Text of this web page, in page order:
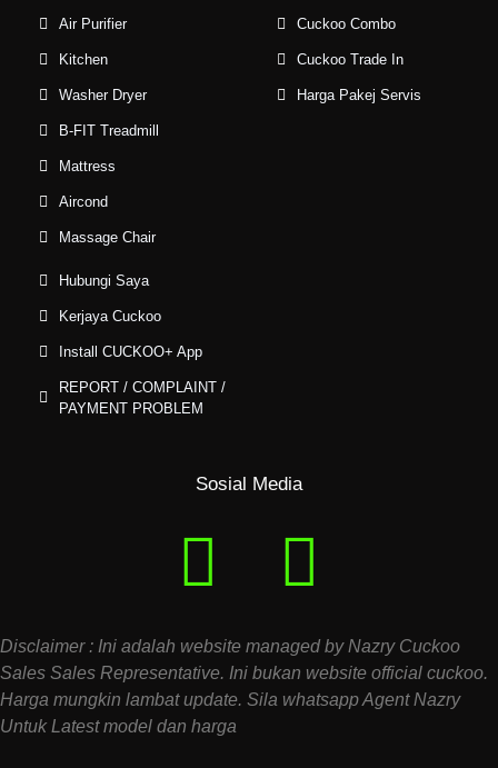
Air Purifier
Kitchen
Washer Dryer
B-FIT Treadmill
Mattress
Aircond
Massage Chair
Cuckoo Combo
Cuckoo Trade In
Harga Pakej Servis
Hubungi Saya
Kerjaya Cuckoo
Install CUCKOO+ App
REPORT / COMPLAINT /
PAYMENT PROBLEM
Sosial Media
Disclaimer : Ini adalah website managed by Nazry Cuckoo
Sales Sales Representative. Ini bukan website official cuckoo.
Harga mungkin lambat update. Sila whatsapp Agent Nazry
Untuk Latest model dan harga